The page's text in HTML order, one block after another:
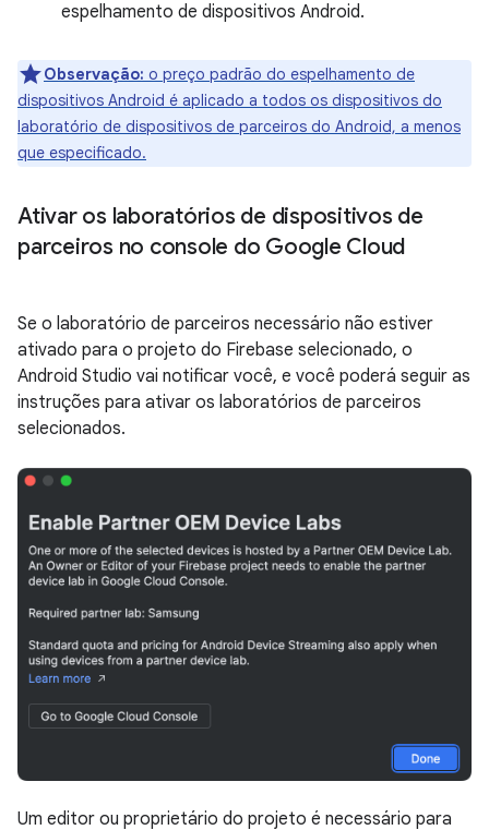
espelhamento de dispositivos Android.
Observação: o preço padrão do espelhamento de
dispositivos Android é aplicado a todos os dispositivos do
laboratório de dispositivos de parceiros do Android, a menos
que especificado.
Ativar os laboratórios de dispositivos de
parceiros no console do Google Cloud
Se o laboratório de parceiros necessário não estiver
ativado para o projeto do Firebase selecionado, o
Android Studio vai notificar você, e você poderá seguir as
instruções para ativar os laboratórios de parceiros
selecionados.
Um editor ou proprietário do projeto é necessário para